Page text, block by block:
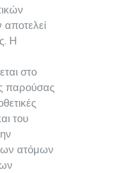
Η
στο
παρούσας
του
ατόμων